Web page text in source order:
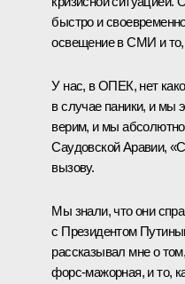
быстро и
освещение в СМИ и
У нас, в ОПЕК, нет
в случае паники, и мы
верим, и мы
Саудовской Аравии,
вызову.
Мы знали, что они
с Президентом
рассказывал мне о
форс‑мажорная, и то,